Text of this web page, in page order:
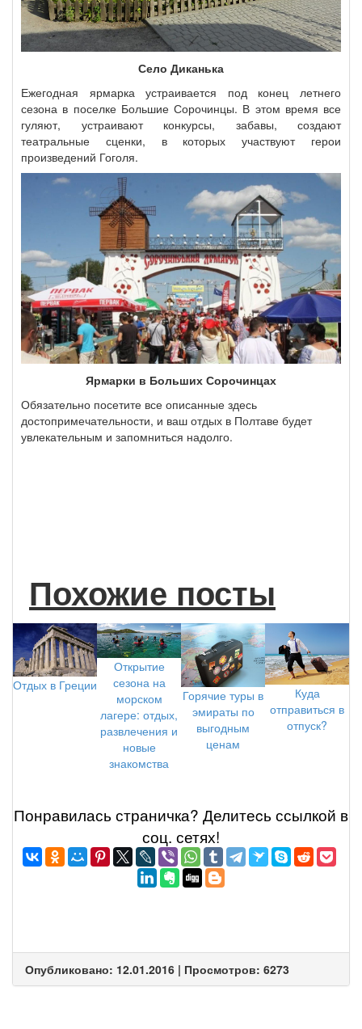
Село Диканька
Ежегодная ярмарка устраивается под конец летнего
сезона в поселке Большие Сорочинцы. В этом время все
гуляют, устраивают конкурсы, забавы, создают
театральные сценки, в которых участвуют герои
произведений Гоголя.
Ярмарки в Больших Сорочинцах
Обязательно посетите все описанные здесь
достопримечательности, и ваш отдых в Полтаве будет
увлекательным и запомниться надолго.
Похожие посты
Отдых в Греции
Открытие
сезона на
морском
лагере: отдых,
развлечения и
новые
знакомства
Горячие туры в
эмираты по
выгодным
ценам
Куда
отправиться в
отпуск?
Понравилась страничка? Делитеcь ссылкой в
соц. сетях!
Опубликовано: 12.01.2016 | Просмотров: 6273